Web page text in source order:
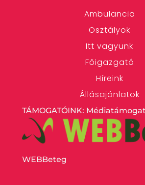
Ambulancia
Osztályok
Itt vagyunk
Főigazgató
Híreink
Állásajánlatok
TÁMOGATÓINK:
WEBBeteg